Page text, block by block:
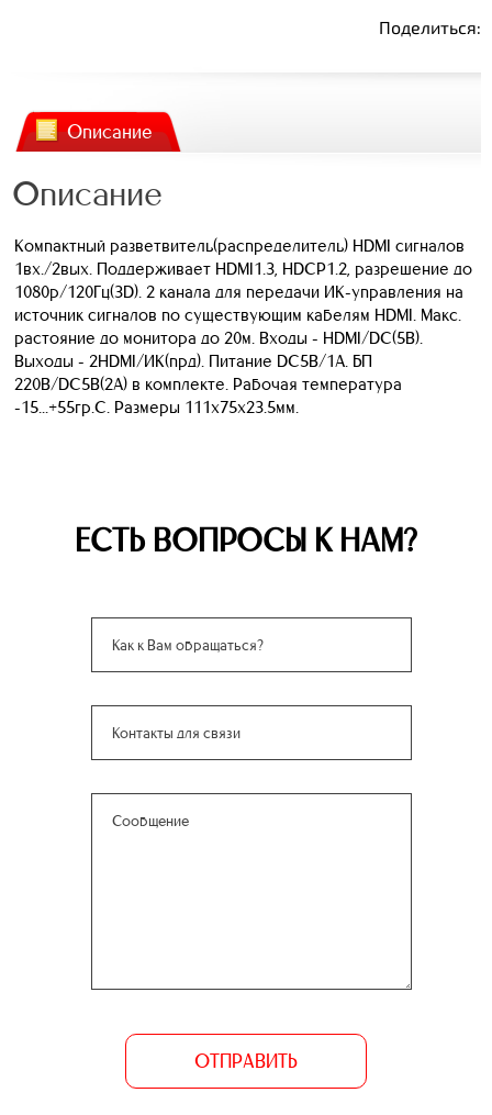
Поделиться:
Описание
Описание
Компактный разветвитель(распределитель) HDMI сигналов
1вх./2вых. Поддерживает HDMI1.3, HDCP1.2, разрешение до
1080p/120Гц(3D). 2 канала для передачи ИК-управления на
источник сигналов по существующим кабелям HDMI. Макс.
растояние до монитора до 20м. Входы - HDMI/DC(5В).
Выходы - 2HDMI/ИК(прд). Питание DC5В/1А. БП
220В/DC5В(2А) в комплекте. Рабочая температура
-15...+55гр.С. Размеры 111х75х23.5мм.
ЕСТЬ ВОПРОСЫ К НАМ?
ОТПРАВИТЬ